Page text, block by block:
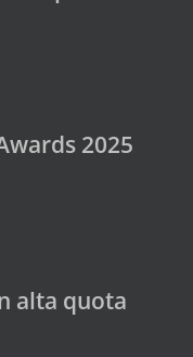
2025
alta quota